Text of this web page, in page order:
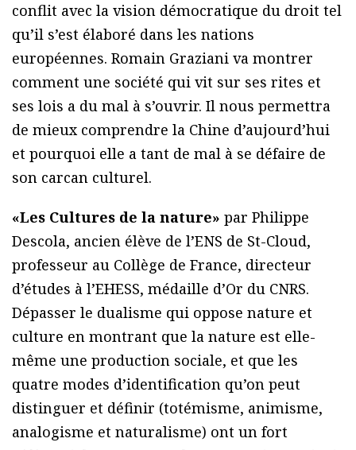
conflit avec la vision démocratique du droit tel
qu’il s’est élaboré dans les nations
européennes. Romain Graziani va montrer
comment une société qui vit sur ses rites et
ses lois a du mal à s’ouvrir. Il nous permettra
de mieux comprendre la Chine d’aujourd’hui
et pourquoi elle a tant de mal à se défaire de
son carcan culturel.
«Les Cultures de la nature» par Philippe
Descola, ancien élève de l’ENS de St-Cloud,
professeur au Collège de France, directeur
d’études à l’EHESS, médaille d’Or du CNRS.
Dépasser le dualisme qui oppose nature et
culture en montrant que la nature est elle-
même une production sociale, et que les
quatre modes d’identification qu’on peut
distinguer et définir (totémisme, animisme,
analogisme et naturalisme) ont un fort